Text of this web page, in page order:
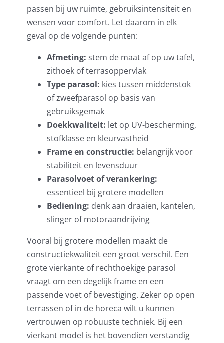
passen bij uw ruimte, gebruiksintensiteit en
wensen voor comfort. Let daarom in elk
geval op de volgende punten:
Afmeting: stem de maat af op uw tafel,
zithoek of terrasoppervlak
Type parasol: kies tussen middenstok
of zweefparasol op basis van
gebruiksgemak
Doekkwaliteit: let op UV-bescherming,
stofklasse en kleurvastheid
Frame en constructie: belangrijk voor
stabiliteit en levensduur
Parasolvoet of verankering:
essentieel bij grotere modellen
Bediening: denk aan draaien, kantelen,
slinger of motoraandrijving
Vooral bij grotere modellen maakt de
constructiekwaliteit een groot verschil. Een
grote vierkante of rechthoekige parasol
vraagt om een degelijk frame en een
passende voet of bevestiging. Zeker op open
terrassen of in de horeca wilt u kunnen
vertrouwen op robuuste techniek. Bij een
vierkant model is het bovendien verstandig